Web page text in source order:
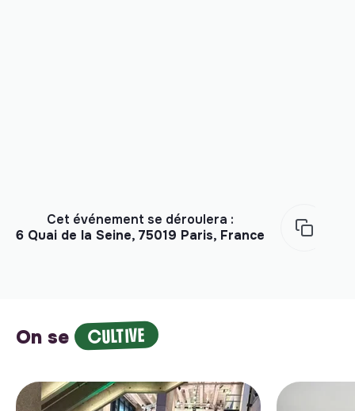
Cet événement se déroulera :
6 Quai de la Seine, 75019 Paris, France
On se CULTIVE